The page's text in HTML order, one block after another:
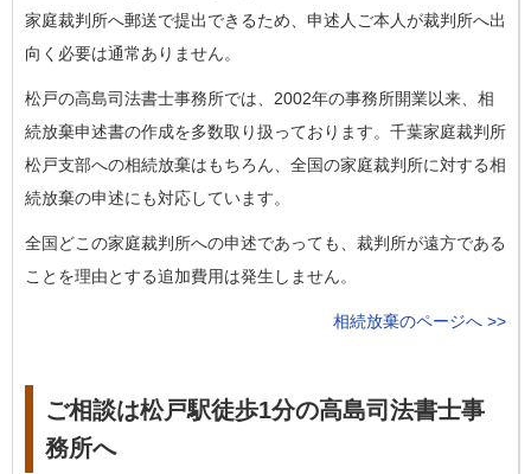
家庭裁判所へ郵送で提出できるため、申述人ご本人が裁判所へ出
向く必要は通常ありません。
松戸の高島司法書士事務所では、2002年の事務所開業以来、相
続放棄申述書の作成を多数取り扱っております。千葉家庭裁判所
松戸支部への相続放棄はもちろん、全国の家庭裁判所に対する相
続放棄の申述にも対応しています。
全国どこの家庭裁判所への申述であっても、裁判所が遠方である
ことを理由とする追加費用は発生しません。
相続放棄のページへ >>
ご相談は松戸駅徒歩1分の高島司法書士事
務所へ